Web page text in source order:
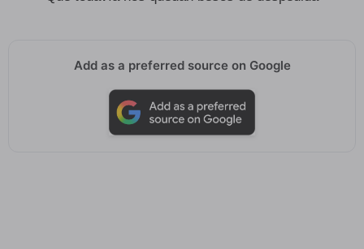
Add as a preferred source on Google